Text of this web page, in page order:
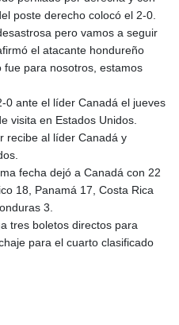
poste derecho colocó el 2-0.
pero vamos a seguir
el atacante hondureño
fue para nosotros, estamos
0 ante el líder Canadá el jueves
visita en Estados Unidos.
recibe al líder Canadá y
fecha dejó a Canadá con 22
18, Panamá 17, Costa Rica
3.
tres boletos directos para
para el cuarto clasificado